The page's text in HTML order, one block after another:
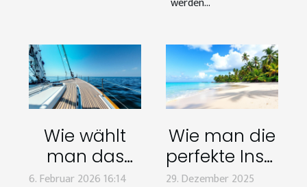
Wie wählt
man das
perfekte Boot
6. Februar 2026 16:14
Wie man die
perfekte Insel
in Thailand
29. Dezember 2025